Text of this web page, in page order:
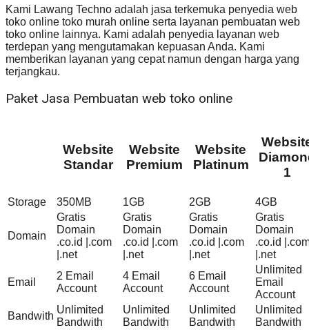
Kami Lawang Techno adalah jasa terkemuka penyedia web
toko online toko murah online serta layanan pembuatan web
toko online lainnya. Kami adalah penyedia layanan web
terdepan yang mengutamakan kepuasan Anda. Kami
memberikan layanan yang cepat namun dengan harga yang
terjangkau.
Paket Jasa Pembuatan web toko online
Website
Standar
Website
Premium
Website
Platinum
1
Storage 350MB 1GB 2GB 4GB
Domain
Gratis
Domain
.co.id |.com
|.net
Gratis
Domain
.co.id |.com
|.net
Gratis
Domain
.co.id |.com
|.net
Gratis
Domain
.co.id
|.net
Email
2 Email
Account
4 Email
Account
6 Email
Account
Unlimited
Email
Account
Bandwith
Unlimited
Bandwith
Unlimited
Bandwith
Unlimited
Bandwith
Unlimited
Bandwith